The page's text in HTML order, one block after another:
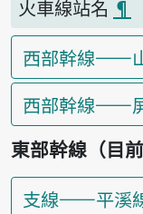
火車線站名 ¶
西部幹線——
西部幹線——
東部幹線（目前
支線——平溪